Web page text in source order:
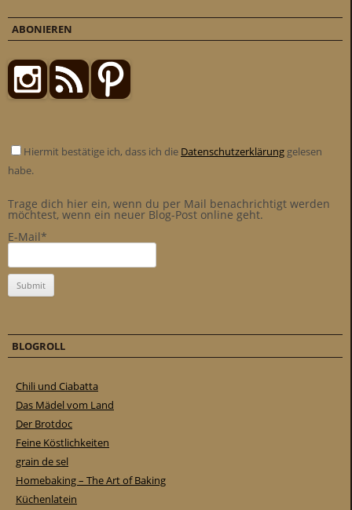
ABONIEREN
Hiermit bestätige ich, dass ich die Datenschutzerklärung gelesen
habe.
Trage dich hier ein, wenn du per Mail benachrichtigt werden
möchtest, wenn ein neuer Blog-Post online geht.
E-Mail*
BLOGROLL
Chili und Ciabatta
Das Mädel vom Land
Der Brotdoc
Feine Köstlichkeiten
grain de sel
Homebaking – The Art of Baking
Küchenlatein